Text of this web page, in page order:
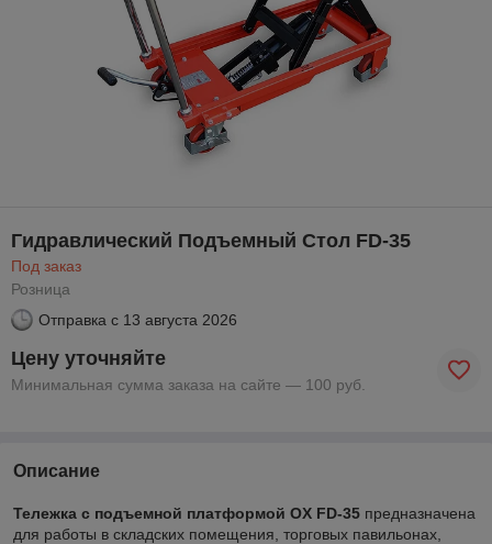
Гидравлический Подъемный Стол FD-35
Под заказ
Розница
Отправка с 13 августа 2026
Цену уточняйте
Минимальная сумма заказа на сайте — 100 руб.
Описание
Тележка с подъемной платформой OX FD-35 предназначена
для работы в складских помещения, торговых павильонах,